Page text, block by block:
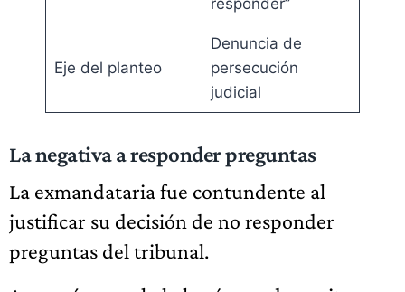
responder”
Eje del planteo
Denuncia de
persecución
judicial
La negativa a responder preguntas
La exmandataria fue contundente al
justificar su decisión de no responder
preguntas del tribunal.